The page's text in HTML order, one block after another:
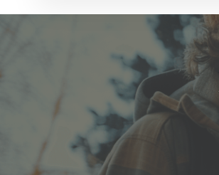
СНГ
Экспресс-доставка в
Специальные сервисы
Самые срочные тарифы
Перевозка специальных
Дополнительные услуги
Популярные направления